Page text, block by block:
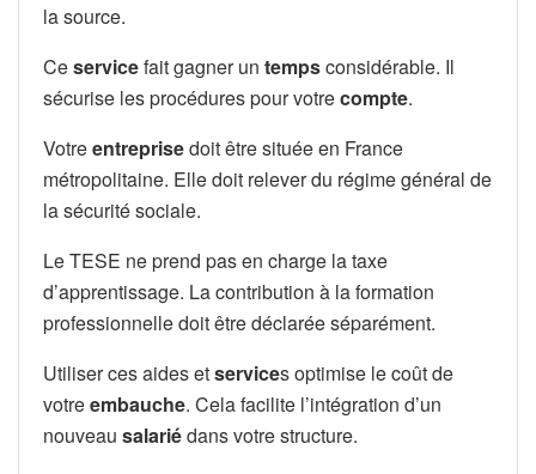
la source.
Ceservicefait gagner un tempsconsidérable. Il
sécurise les procédures pour votrecompte.
Votreentreprisedoit être située en France
métropolitaine. Elle doit relever du régime général de
la sécurité sociale.
Le TESE ne prend pas en charge la taxe
d’apprentissage. La contribution à la formation
professionnelle doit être déclarée séparément.
Utiliser ces aides etservices optimise le coût de
votreembauche. Cela facilite l’intégration d’un
nouveau salariédans votre structure.